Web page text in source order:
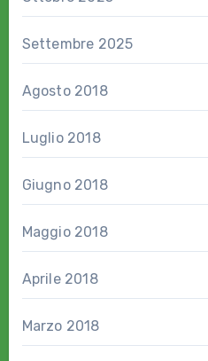
Settembre 2025
Agosto 2018
Luglio 2018
Giugno 2018
Maggio 2018
Aprile 2018
Marzo 2018